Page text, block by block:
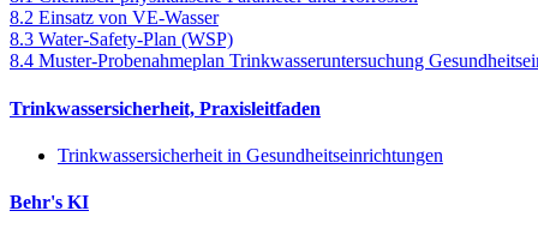
8.2 Einsatz von VE-Wasser
8.3 Water-Safety-Plan (WSP)
8.4 Muster-Probenahmeplan Trinkwasseruntersuchung
Trinkwassersicherheit, Praxisleitfaden
Trinkwassersicherheit in Gesundheitseinrichtungen
Behr's KI